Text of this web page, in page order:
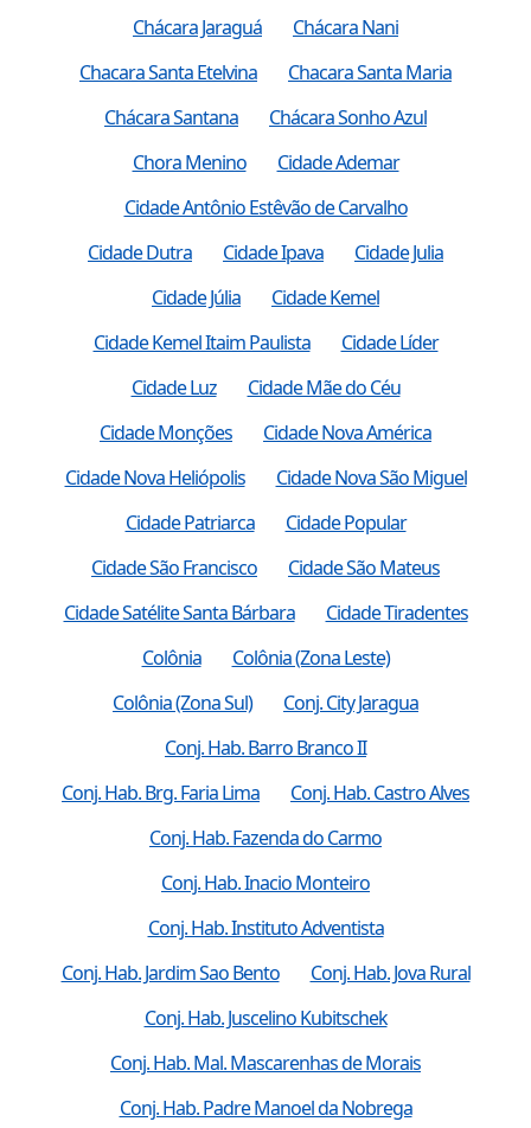
Chácara Jaraguá
Chácara Nani
Chacara Santa Etelvina
Chacara Santa Maria
Chácara Santana
Chácara Sonho Azul
Chora Menino
Cidade Ademar
Cidade Antônio Estêvão de Carvalho
Cidade Dutra
Cidade Ipava
Cidade Julia
Cidade Júlia
Cidade Kemel
Cidade Kemel Itaim Paulista
Cidade Líder
Cidade Luz
Cidade Mãe do Céu
Cidade Monções
Cidade Nova América
Cidade Nova Heliópolis
Cidade Nova São Miguel
Cidade Patriarca
Cidade Popular
Cidade São Francisco
Cidade São Mateus
Cidade Satélite Santa Bárbara
Cidade Tiradentes
Colônia
Colônia (Zona Leste)
Colônia (Zona Sul)
Conj. City Jaragua
Conj. Hab. Barro Branco II
Conj. Hab. Brg. Faria Lima
Conj. Hab. Castro Alves
Conj. Hab. Fazenda do Carmo
Conj. Hab. Inacio Monteiro
Conj. Hab. Instituto Adventista
Conj. Hab. Jardim Sao Bento
Conj. Hab. Jova Rural
Conj. Hab. Juscelino Kubitschek
Conj. Hab. Mal. Mascarenhas de Morais
Conj. Hab. Padre Manoel da Nobrega